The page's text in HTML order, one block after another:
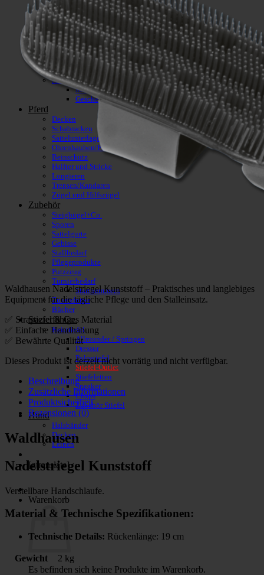
Handschuhe
Kids
Jacken/Westen
Reithosen
Schuhe
Sicherheit
Reithelme
Sicherheitswesten
Accessoires
Mützen/Stirnbänder
Geschenkartikel
Pferd
Decken
Schabracken
Sattelunterlagen/Pads
Ohrenhauben/Fliegenschutz
Beinschutz
Halfter und Stricke
Longieren
Trensen/Kandaren
Zügel und Hilfszügel
Zubehör
Steigbügel+Co.
Sporen
Sattelgurte
Gebisse
Stallbedarf
Pflegeprodukte
Putzzeug
Turnierbedarf
Startnummern
Zusatzfutter
Bücher
Stiefel & Co.
Reitstiefel
Allrounder / Springen
Dressur
Polostiefel
Stiefel-Outlet
Stiefeletten
Sneaker
Chaps
Zubehör Stiefel
Hund
Halsbänder
Decken
Leinen
[gtranslate]
Warenkorb
Es befinden sich keine Produkte im Warenkorb.
Waldhausen Nadelstriegel Kunststoff – Praktisches und langlebiges
Equipment für die tägliche Pflege und den Stalleinsatz.
✅ Strapazierfähiges Material
✅ Einfache Handhabung
✅ Bewährte Qualität
Dieses Produkt ist derzeit nicht vorrätig und nicht verfügbar.
Beschreibung
Zusätzliche Informationen
Produktsicherheit
Rezensionen (0)
Waldhausen
Nadelstriegel Kunststoff
Verstellbare Handschlaufe.
Material & Technische Spezifikationen:
Technische Details: Rückenlänge: 19 cm
Gewicht 2 kg